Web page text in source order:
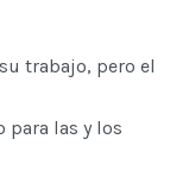
trabajo, pero el
para las y los